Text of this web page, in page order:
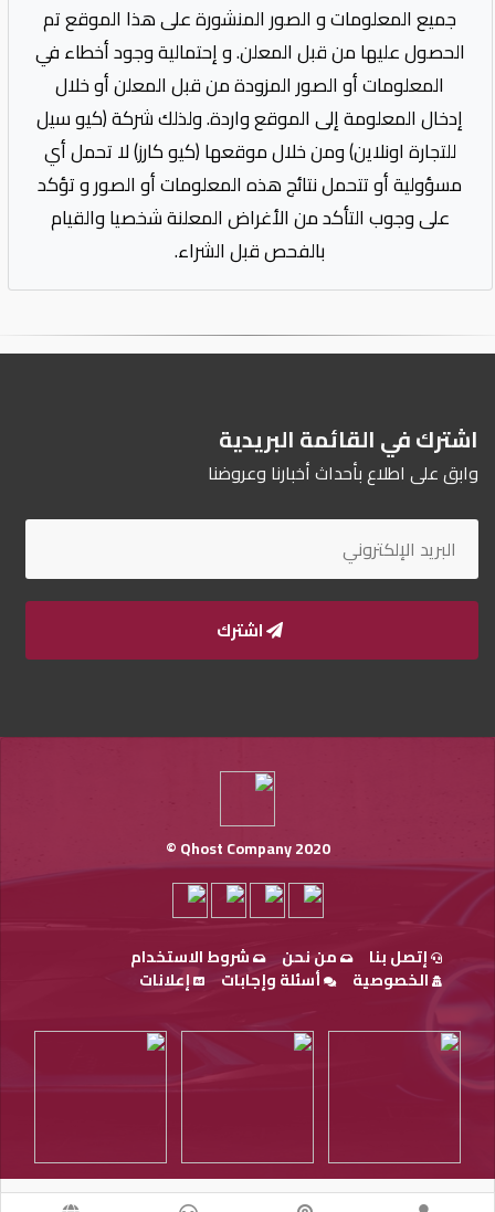
جميع المعلومات و الصور المنشورة على هذا الموقع تم
الحصول عليها من قبل المعلن. و إحتمالية وجود أخطاء في
المعلومات أو الصور المزودة من قبل المعلن أو خلال
إدخال المعلومة إلى الموقع واردة. ولذلك شركة (كيو سيل
للتجارة اونلاين) ومن خلال موقعها (كيو كارز) لا تحمل أي
مسؤولية أو تتحمل نتائج هذه المعلومات أو الصور و تؤكد
على وجوب التأكد من الأغراض المعلنة شخصيا والقيام
بالفحص قبل الشراء.
اشترك في القائمة البريدية
وابق على اطلاع بأحداث أخبارنا وعروضنا
اشترك
Qhost Company 2020 ©
إتصل بنا من نحن
شروط الاستخدام
الخصوصية
أسئلة وإجابات إعلانات